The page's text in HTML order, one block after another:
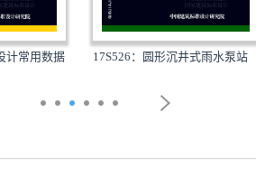
计常用数据 17S526：圆形沉井式雨水泵站